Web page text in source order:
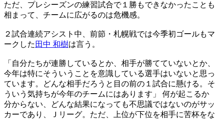
ただ、プレシーズンの練習試合で１勝もできなかったことも
相まって、チームに広がるのは危機感。
２試合連続アシスト中、前節・札幌戦では今季初ゴールもマ
ークした 田中 和樹は言う。
「自分たちが連勝しているとか、相手が勝てていないとか、
今年は特にそういうことを意識している選手はいないと思っ
ています。どんな相手だろうと目の前の１試合に懸ける。そ
ういう気持ちが今年のチームにはあります」 何が起こるか
分からない、どんな結果になっても不思議ではないのがサッ
カーであり、Ｊリーグ。ただ、上位が下位を相手に苦杯をな